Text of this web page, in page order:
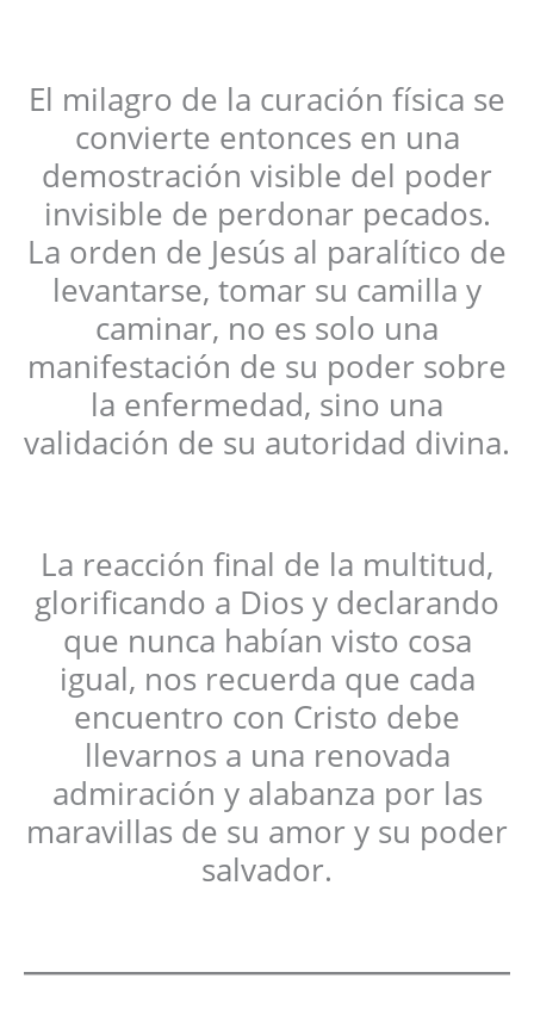
El milagro de la curación física se
convierte entonces en una
demostración visible del poder
invisible de perdonar pecados.
La orden de Jesús al paralítico de
levantarse, tomar su camilla y
caminar, no es solo una
manifestación de su poder sobre
la enfermedad, sino una
validación de su autoridad divina.
La reacción final de la multitud,
glorificando a Dios y declarando
que nunca habían visto cosa
igual, nos recuerda que cada
encuentro con Cristo debe
llevarnos a una renovada
admiración y alabanza por las
maravillas de su amor y su poder
salvador.